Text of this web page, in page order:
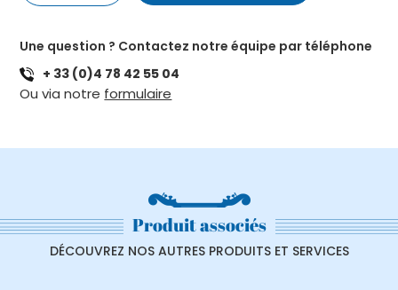
FEUTRINE
GRAND
MODELE
Une question ? Contactez notre équipe par téléphone
+ 33 (0)4 78 42 55 04
Ou via notre formulaire
Produit associés
DÉCOUVREZ NOS AUTRES PRODUITS ET SERVICES